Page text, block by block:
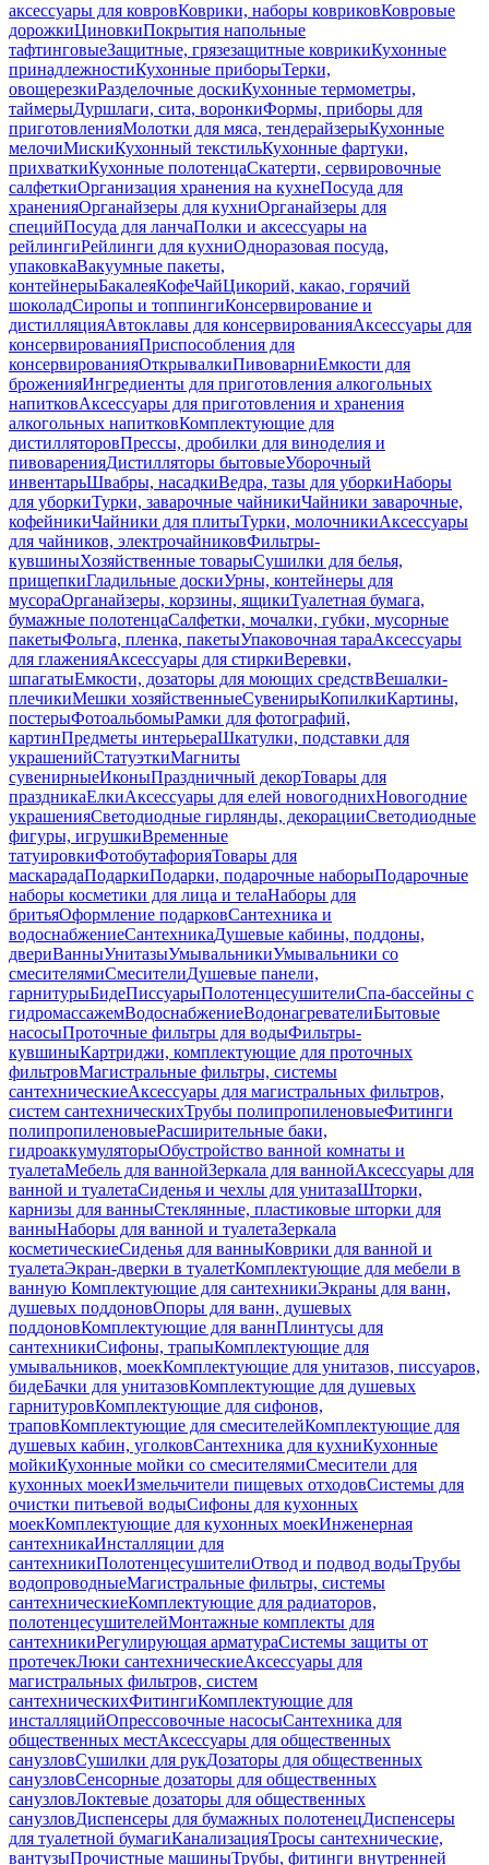
аксессуары для ковровКоврики, наборы ковриковКовровые
дорожкиЦиновкиПокрытия напольные
тафтинговыеЗащитные, грязезащитные коврикиКухонные
принадлежностиКухонные приборыТерки,
овощерезкиРазделочные доскиКухонные термометры,
таймерыДуршлаги, сита, воронкиФормы, приборы для
приготовленияМолотки для мяса, тендерайзерыКухонные
мелочиМискиКухонный текстильКухонные фартуки,
прихваткиКухонные полотенцаСкатерти, сервировочные
салфеткиОрганизация хранения на кухнеПосуда для
храненияОрганайзеры для кухниОрганайзеры для
специйПосуда для ланчаПолки и аксессуары на
рейлингиРейлинги для кухниОдноразовая посуда,
упаковкаВакуумные пакеты,
контейнерыБакалеяКофеЧайЦикорий, какао, горячий
шоколадСиропы и топпингиКонсервирование и
дистилляцияАвтоклавы для консервированияАксессуары для
консервированияПриспособления для
консервированияОткрывалкиПивоварниЕмкости для
броженияИнгредиенты для приготовления алкогольных
напитковАксессуары для приготовления и хранения
алкогольных напитковКомплектующие для
дистилляторовПрессы, дробилки для виноделия и
пивоваренияДистилляторы бытовыеУборочный
инвентарьШвабры, насадкиВедра, тазы для уборкиНаборы
для уборкиТурки, заварочные чайникиЧайники заварочные,
кофейникиЧайники для плитыТурки, молочникиАксессуары
для чайников, электрочайниковФильтры-
кувшиныХозяйственные товарыСушилки для белья,
прищепкиГладильные доскиУрны, контейнеры для
мусораОрганайзеры, корзины, ящикиТуалетная бумага,
бумажные полотенцаСалфетки, мочалки, губки, мусорные
пакетыФольга, пленка, пакетыУпаковочная тараАксессуары
для глаженияАксессуары для стиркиВеревки,
шпагатыЕмкости, дозаторы для моющих средствВешалки-
плечикиМешки хозяйственныеСувенирыКопилкиКартины,
постерыФотоальбомыРамки для фотографий,
картинПредметы интерьераШкатулки, подставки для
украшенийСтатуэткиМагниты
сувенирныеИконыПраздничный декорТовары для
праздникаЕлкиАксессуары для елей новогоднихНовогодние
украшенияСветодиодные гирлянды, декорацииСветодиодные
фигуры, игрушкиВременные
татуировкиФотобутафорияТовары для
маскарадаПодаркиПодарки, подарочные наборыПодарочные
наборы косметики для лица и телаНаборы для
бритьяОформление подарковСантехника и
водоснабжениеСантехникаДушевые кабины, поддоны,
двериВанныУнитазыУмывальникиУмывальники со
смесителямиСмесителиДушевые панели,
гарнитурыБидеПиссуарыПолотенцесушителиСпа-бассейны с
гидромассажемВодоснабжениеВодонагревателиБытовые
насосыПроточные фильтры для водыФильтры-
кувшиныКартриджи, комплектующие для проточных
фильтровМагистральные фильтры, системы
сантехническиеАксессуары для магистральных фильтров,
систем сантехническихТрубы полипропиленовыеФитинги
полипропиленовыеРасширительные баки,
гидроаккумуляторыОбустройство ванной комнаты и
туалетаМебель для ваннойЗеркала для ваннойАксессуары для
ванной и туалетаСиденья и чехлы для унитазаШторки,
карнизы для ванныСтеклянные, пластиковые шторки для
ванныНаборы для ванной и туалетаЗеркала
косметическиеСиденья для ванныКоврики для ванной и
туалетаЭкран-дверки в туалетКомплектующие для мебели в
ванную Комплектующие для сантехникиЭкраны для ванн,
душевых поддоновОпоры для ванн, душевых
поддоновКомплектующие для ваннПлинтусы для
сантехникиСифоны, трапыКомплектующие для
умывальников, моекКомплектующие для унитазов, писсуаров,
бидеБачки для унитазовКомплектующие для душевых
гарнитуровКомплектующие для сифонов,
траповКомплектующие для смесителейКомплектующие для
душевых кабин, уголковСантехника для кухниКухонные
мойкиКухонные мойки со смесителямиСмесители для
кухонных моекИзмельчители пищевых отходовСистемы для
очистки питьевой водыСифоны для кухонных
моекКомплектующие для кухонных моекИнженерная
сантехникаИнсталляции для
сантехникиПолотенцесушителиОтвод и подвод водыТрубы
водопроводныеМагистральные фильтры, системы
сантехническиеКомплектующие для радиаторов,
полотенцесушителейМонтажные комплекты для
сантехникиРегулирующая арматураСистемы защиты от
протечекЛюки сантехническиеАксессуары для
магистральных фильтров, систем
сантехническихФитингиКомплектующие для
инсталляцийОпрессовочные насосыСантехника для
общественных местАксессуары для общественных
санузловСушилки для рукДозаторы для общественных
санузловСенсорные дозаторы для общественных
санузловЛоктевые дозаторы для общественных
санузловДиспенсеры для бумажных полотенецДиспенсеры
для туалетной бумагиКанализацияТросы сантехнические,
вантузыПрочистные машиныТрубы, фитинги внутренней